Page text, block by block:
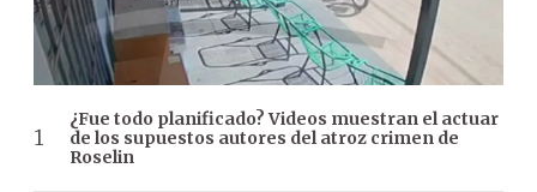
¿Fue todo planificado? Videos muestran el actuar
de los supuestos autores del atroz crimen de
Roselin